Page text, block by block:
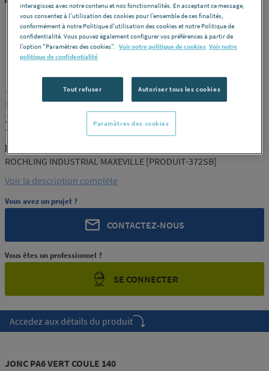
ROCHLING
JONC PA6 VERT COULE 140 ROCHLING
INDUSTRIAL MAXEVILLE [PRODUIT-
372SB]
ROCHLING PRODUIT-372SB
ROCHLING INDUSTRIAL MAXEVILLE [PRODUIT-372SB]
Voir la description complète
Vous avez un projet ?
CONTACTEZ-NOUS
Vous êtes un professionnel ?
SE CONNECTER
Accedez aux détails du produit
JONC PA6 VERT COULE 140
interagissez avec notre contenu et nos fonctionnalités. En acceptant ce message,
vous consentez à l’utilisation des cookies pour l’ensemble de ces finalités,
conformément à notre Politique d'utilisation des cookies et notre Politique de
confidentialité. Vous pouvez également configurer vos préférences à partir de
l’option "Paramètres des cookies”.
Voir notre politique de cookies Voir notre
politique de confidentialité
Tout refuser Autoriser tous les cookies
Paramètres des cookies